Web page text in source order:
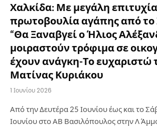
Χαλκίδα: Με μεγάλη
πρωτοβουλία αγάπης από το
“Θα Ξαναβγεί ο Ήλιος
μοιραστούν τρόφιμα σε
έχουν ανάγκη-Το ευχαριστώ
Ματίνας Κυριάκου
1 Ιουνίου 2026
Από την Δευτέρα 25 Ιουνίου έως και το
Ιουνίου στο ΑΒ Βασιλόπουλος στην Λ